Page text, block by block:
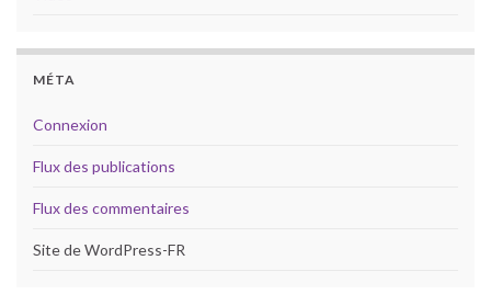
MÉTA
Connexion
Flux des publications
Flux des commentaires
Site de WordPress-FR